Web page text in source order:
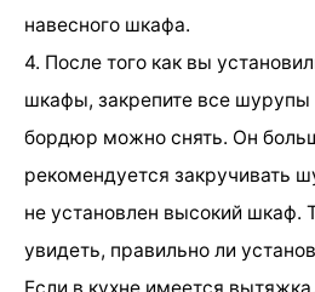
навесного шкафа.
4. После того как вы
шкафы, закрепите все шурупы
бордюр можно снять. Он
рекомендуется закручивать
не установлен высокий шкаф.
увидеть, правильно ли